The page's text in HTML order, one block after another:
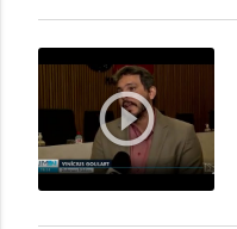
play_circle_outline